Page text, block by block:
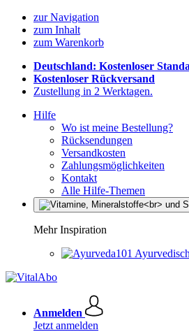
zur Navigation
zum Inhalt
zum Warenkorb
Deutschland: Kostenloser
Kostenloser Rückversand
Zustellung in 2 Werktagen.
Hilfe
Wo ist meine Bestellung?
Rücksendungen
Versandkosten
Zahlungsmöglichkeiten
Kontakt
Alle Hilfe-Themen
Mehr Inspiration
Anmelden
Jetzt anmelden